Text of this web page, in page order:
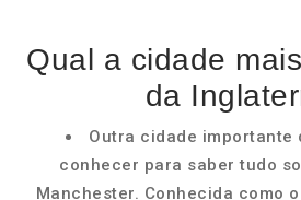
Qual a cidade
da
Outra cidade importante
conhecer para saber tudo
Manchester. Conhecida como